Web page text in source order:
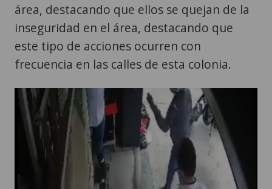
área, destacando que ellos se quejan de la
inseguridad en el área, destacando que
este tipo de acciones ocurren con
frecuencia en las calles de esta colonia.